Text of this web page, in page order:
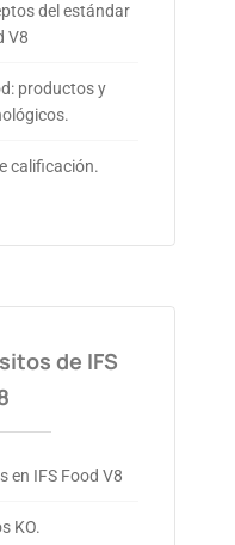
del estándar
V8
productos y
calificación.
de IFS
en IFS Food V8
KO.